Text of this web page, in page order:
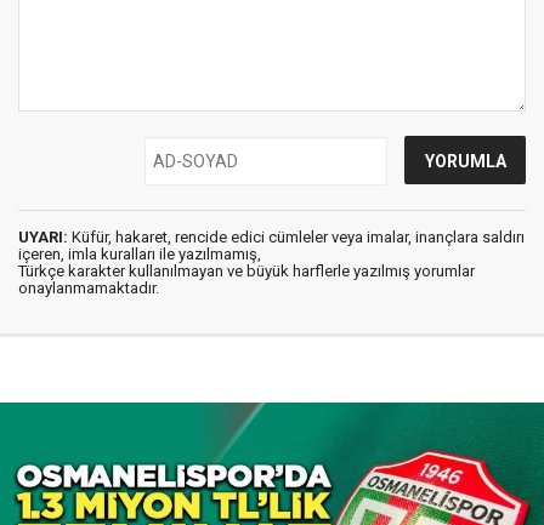
UYARI: Küfür, hakaret, rencide edici cümleler veya imalar, inançlara saldırı
içeren, imla kuralları ile yazılmamış,
Türkçe karakter kullanılmayan ve büyük harflerle yazılmış yorumlar
onaylanmamaktadır.